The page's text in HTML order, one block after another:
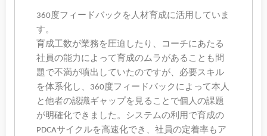
360度フィードバックを人材育成に活用していま
す。
育成工数が業務を圧迫したり、コーチにあたる
社員の能力によって育成のムラがあることも問
題で不満が噴出していたのですが、必要スキル
を体系化し、360度フィードバックによって本人
と他者の認識ギャップを見ることで個人の課題
が明確化できました。システムの利用で育成の
PDCAサイクルを高速化でき、社員の定着率もア